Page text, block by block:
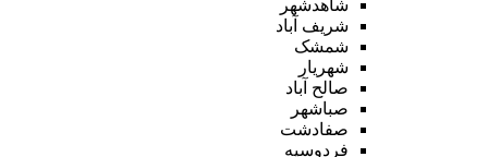
شاهدشهر
شریف آباد
شمشک
شهریار
صالح آباد
صباشهر
صفادشت
فردوسیه